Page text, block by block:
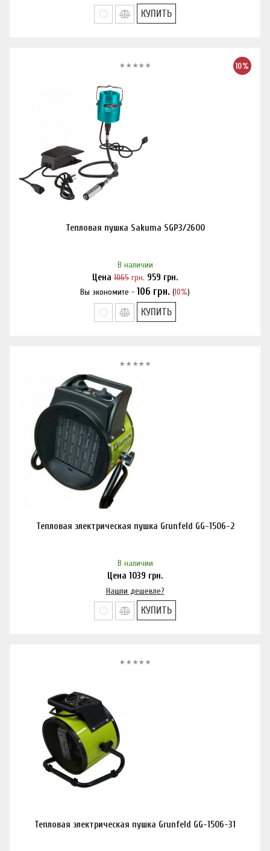
КУПИТЬ
10%
Тепловая пушка Sakuma SGP3/2600
В наличии
Цена 1065 грн. 959 грн.
Вы экономите - 106 грн. (10%)
Нашли дешевле?
КУПИТЬ
Тепловая электрическая пушка Grunfeld GG-1506-2
В наличии
Цена 1039 грн.
Нашли дешевле?
КУПИТЬ
Тепловая электрическая пушка Grunfeld GG-1506-31